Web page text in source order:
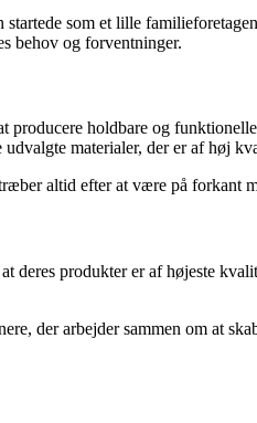
som et lille
behov og forventninger.
holdbare og
materialer, der er af høj
altid efter at være på forkant
deres produkter er af højeste
der arbejder sammen om at